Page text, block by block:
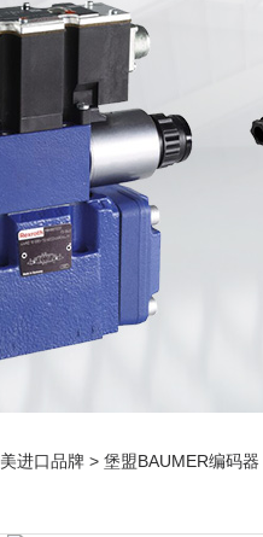
进口品牌 > 堡盟BAUMER编码器